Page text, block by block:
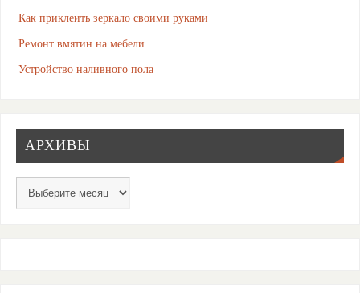
Как приклеить зеркало своими руками
Ремонт вмятин на мебели
Устройство наливного пола
АРХИВЫ